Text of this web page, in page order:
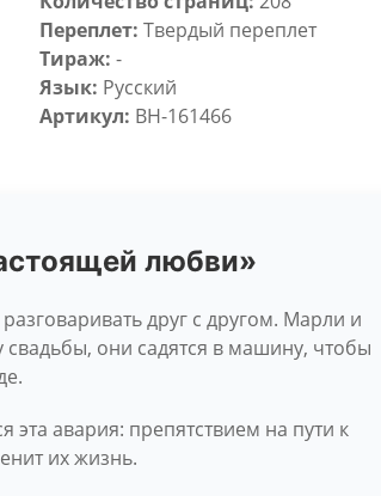
Переплет: Твердый переплет
Тираж: -
Язык: Русский
Артикул: BH-161466
любви»
друг с другом. Марли и
они садятся в машину, чтобы
эта авария: препятствием на пути к
их жизнь.